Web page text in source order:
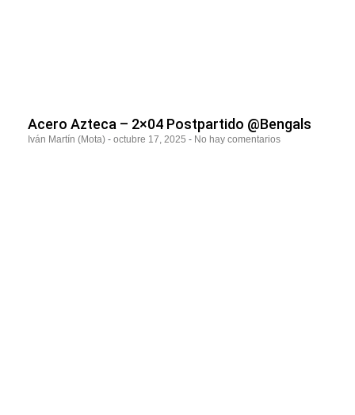
Acero Azteca – 2×04 Postpartido @Bengals
Iván Martín (Mota) octubre 17, 2025 No hay comentarios